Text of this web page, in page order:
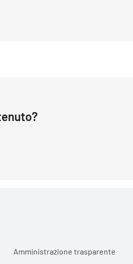
Footer menu
Amministrazione trasparente